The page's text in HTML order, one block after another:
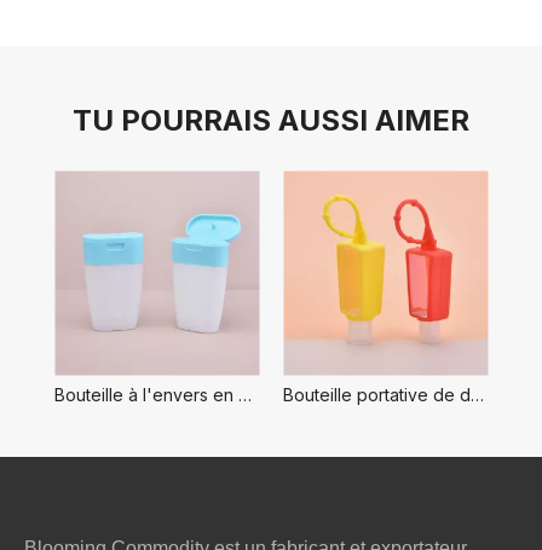
TU POURRAIS AUSSI AIMER
Bouteille à l'envers en plastique vide, distributeur de bouteille de shampoing à l'envers en PP de 50 ml Bouteille portative de désinfectant pour les mains en Silicone, bouteille à l'envers, support de désinfectant pour les mains en Silicone pour sac à dos